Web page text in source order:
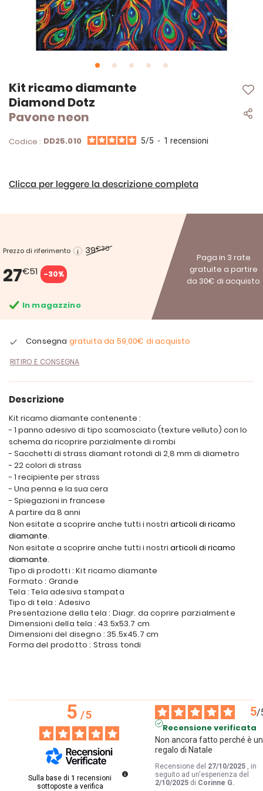
Kit ricamo diamante
Diamond Dotz
Pavone neon
Codice : DD25.010 5/5 - 1 recensioni
Clicca per leggere la descrizione completa
Prezzo di riferimento 39€30
27€51 -30%
Paga in 3 rate
gratuite a partire
da 30€ di acquisto
In magazzino
Consegna gratuita da 59,00€ di acquisto
RITIRO E CONSEGNA
Vai
all'inizio
della
galleria
immagini
Descrizione
Kit ricamo diamante contenente :
- 1 panno adesivo di tipo scamosciato (texture velluto) con lo
schema da ricoprire parzialmente di rombi
- Sacchetti di strass diamant rotondi di 2,8 mm di diametro
- 22 colori di strass
- 1 recipiente per strass
- Una penna e la sua cera
- Spiegazioni in francese
A partire da 8 anni
Non esitate a scoprire anche tutti i nostri articoli di ricamo
diamante.
Non esitate a scoprire anche tutti i nostri articoli di ricamo
diamante.
Tipo di prodotti : Kit ricamo diamante
Formato : Grande
Tela : Tela adesiva stampata
Tipo di tela : Adesivo
Presentazione della tela : Diagr. da coprire parzialmente
Dimensioni della tela : 43.5x53.7 cm
Dimensioni del disegno : 35.5x45.7 cm
Forma del prodotto : Strass tondi
5/5
Sulla base di 1 recensioni
sottoposte a verifica
5/
Recensione verificata
Non ancora fatto perché è un
regalo di Natale
Recensione del 27/10/2025
, in
seguito ad un'esperienza del
2/10/2025 di Corinne G.